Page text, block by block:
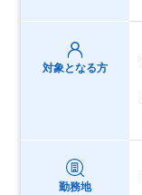
対象となる方
勤務地